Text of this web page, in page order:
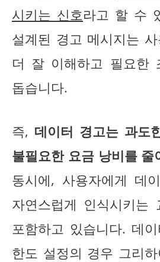
시키는 신호라고 할 수
설계된 경고 메시지는
더 잘 이해하고 필요한
돕습니다.
즉, 데이터 경고는 과도
불필요한 요금 낭비를 줄
동시에, 사용자에게 데
자연스럽게 인식시키는
포함하고 있습니다. 데
한도 설정의 경우 그리